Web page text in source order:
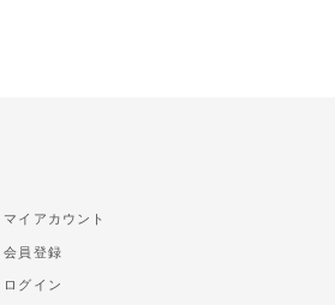
マイアカウント
会員登録
ログイン